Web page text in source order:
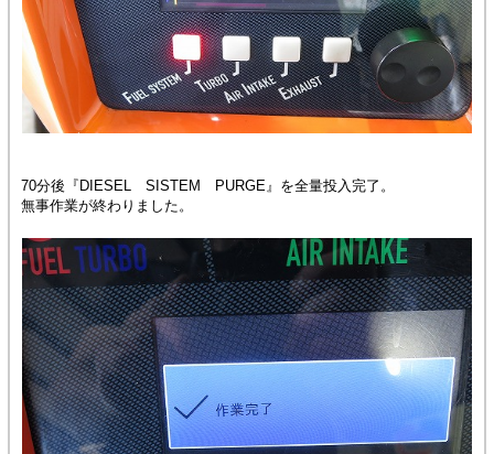
70分後『DIESEL SISTEM PURGE』を全量投入完了。
無事作業が終わりました。